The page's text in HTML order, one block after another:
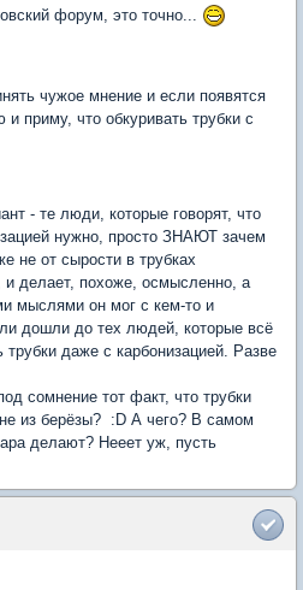
форум, это точно...
чужое мнение и если появятся
приму, что обкуривать трубки с
- те люди, которые говорят, что
нужно, просто ЗНАЮТ зачем
не от сырости в трубках
и делает, похоже, осмысленно, а
мыслями он мог с кем-то и
дошли до тех людей, которые всё
даже с карбонизацией. Разве
сомнение тот факт, что трубки
из берёзы? :D А чего? В самом
делают? Нееет уж, пусть